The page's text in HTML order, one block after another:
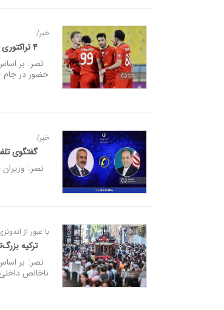
خبر/
نصر: بر
حضور در جام جهانی
خبر/
گفتگوی
نصر:
با عبور از
ترکیه
ناخالص داخلی اسمی ۱.۶۴ تریلیون دلار، به عنوان